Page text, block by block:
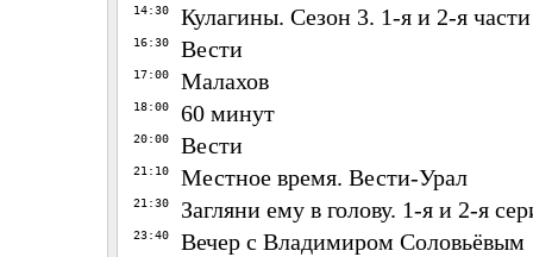
14:30 Кулагины. Сезон 3. 1-я и 2-я
16:30 Вести
17:00 Малахов
18:00 60 минут
20:00 Вести
21:10 Местное время. Вести-Урал
21:30 Загляни ему в голову. 1-я и 2-я
23:40 Вечер с Владимиром Соловьёвым